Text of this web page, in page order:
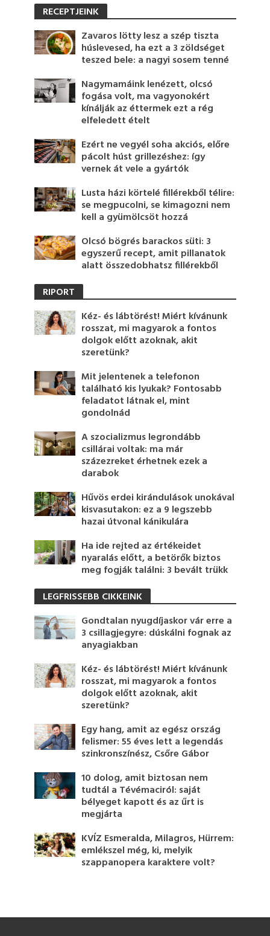
RECEPTJEINK
Zavaros lötty lesz a szép tiszta
húslevesed, ha ezt a 3 zöldséget
teszed bele: a nagyi sosem tenné
Nagymamáink lenézett, olcsó
fogása volt, ma vagyonokért
kínálják az éttermek ezt a rég
elfeledett ételt
Ezért ne vegyél soha akciós, előre
pácolt húst grillezéshez: így
vernek át vele a gyártók
Lusta házi körtelé fillérekből télire:
se megpucolni, se kimagozni nem
kell a gyümölcsöt hozzá
Olcsó bögrés barackos süti: 3
egyszerű recept, amit pillanatok
alatt összedobhatsz fillérekből
RIPORT
Kéz- és lábtörést! Miért kívánunk
rosszat, mi magyarok a fontos
dolgok előtt azoknak, akit
szeretünk?
Mit jelentenek a telefonon
található kis lyukak? Fontosabb
feladatot látnak el, mint
gondolnád
A szocializmus legrondább
csillárai voltak: ma már
százezreket érhetnek ezek a
darabok
Hűvös erdei kirándulások unokával
kisvasutakon: ez a 9 legszebb
hazai útvonal kánikulára
Ha ide rejted az értékeidet
nyaralás előtt, a betörők biztos
meg fogják találni: 3 bevált trükk
LEGFRISSEBB CIKKEINK
Gondtalan nyugdíjaskor vár erre a
3 csillagjegyre: dúskálni fognak az
anyagiakban
Kéz- és lábtörést! Miért kívánunk
rosszat, mi magyarok a fontos
dolgok előtt azoknak, akit
szeretünk?
Egy hang, amit az egész ország
felismer: 55 éves lett a legendás
szinkronszínész, Csőre Gábor
10 dolog, amit biztosan nem
tudtál a Tévémaciról: saját
bélyeget kapott és az űrt is
megjárta
KVÍZ Esmeralda, Milagros, Hürrem:
emlékszel még, ki, melyik
szappanopera karaktere volt?